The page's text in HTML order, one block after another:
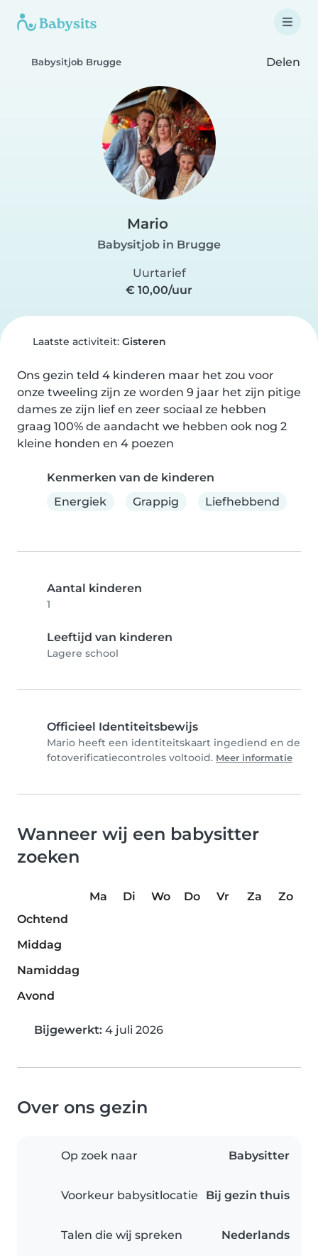
Babysitjob Brugge Delen
Mario
Babysitjob in Brugge
Uurtarief
€ 10,00/uur
Laatste activiteit: Gisteren
Ons gezin teld 4 kinderen maar het zou voor
onze tweeling zijn ze worden 9 jaar het zijn pitige
dames ze zijn lief en zeer sociaal ze hebben
graag 100% de aandacht we hebben ook nog 2
kleine honden en 4 poezen
Kenmerken van de kinderen
Energiek
Grappig Liefhebbend
Aantal kinderen
1
Leeftijd van kinderen
Lagere school
Officieel Identiteitsbewijs
Mario heeft een identiteitskaart ingediend en de
fotoverificatiecontroles voltooid. Meer informatie
Wanneer wij een babysitter
zoeken
Ma Di Wo Do Vr Za
Zo
Ochtend
Middag
Namiddag
Avond
Bijgewerkt: 4 juli 2026
Over ons gezin
Op zoek naar Babysitter
Voorkeur babysitlocatie Bij gezin thuis
Talen die wij spreken Nederlands